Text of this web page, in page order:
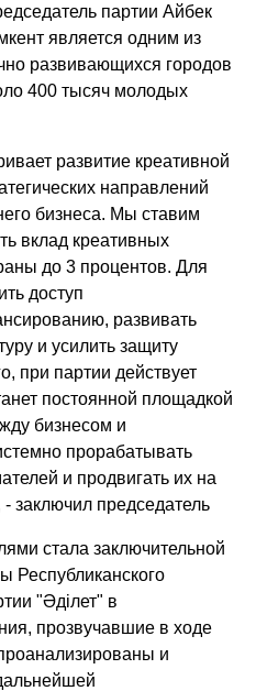
партии Айбек
является одним из
развивающихся городов
400 тысяч молодых
развитие креативной
направлений
бизнеса. Мы ставим
вклад креативных
до 3 процентов. Для
доступ
развивать
и усилить защиту
при партии действует
постоянной площадкой
бизнесом и
прорабатывать
и продвигать их на
- заключил председатель
стала заключительной
Республиканского
"Әділет" в
прозвучавшие в ходе
и